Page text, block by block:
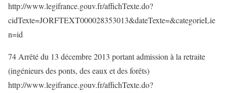
http://www.legifrance.gouv.fr/affichTexte.do?
cidTexte=JORFTEXT000028353013&dateTexte=&categorieLie
n=id
74 Arrêté du 13 décembre 2013 portant admission à la retraite
(ingénieurs des ponts, des eaux et des forêts)
http://www.legifrance.gouv.fr/affichTexte.do?